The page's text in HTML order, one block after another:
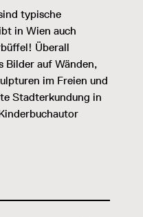
typische
in Wien auch
Überall
Bilder auf Wänden,
im Freien und
Stadterkundung in